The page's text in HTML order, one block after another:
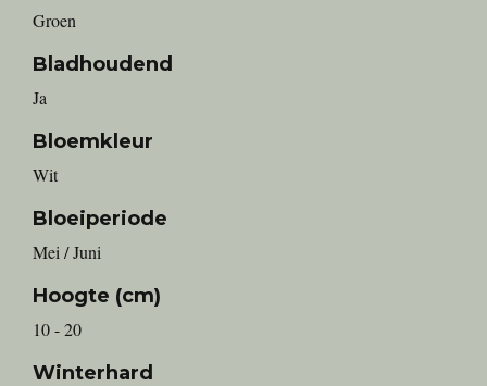
Groen
Bladhoudend
Ja
Bloemkleur
Wit
Bloeiperiode
Mei / Juni
Hoogte (cm)
10 - 20
Winterhard